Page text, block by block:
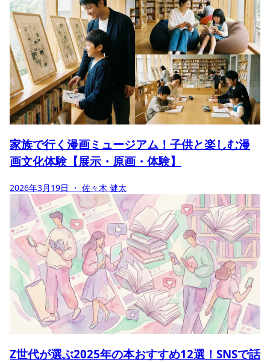
家族で行く漫画ミュージアム！子供と楽しむ漫
画文化体験【展示・原画・体験】
2026年3月19日 ・ 佐々木 健太
Z世代が選ぶ2025年の本おすすめ12選！SNSで話